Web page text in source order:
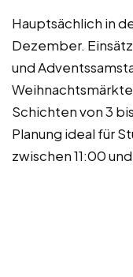
Hauptsächlich in
Dezember.
und
Schichten von 3
Planung ideal für
zwischen 11:00